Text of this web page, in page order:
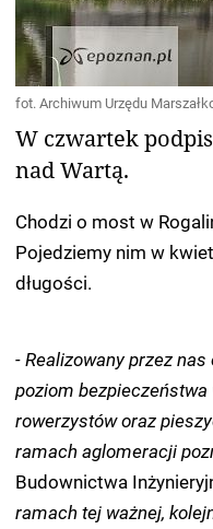
fot. Archiwum Urzędu
W czwartek
nad Wartą.
Chodzi o most w
Pojedziemy nim w
długości.
- Realizowany przez
poziom
rowerzystów oraz
ramach aglomeracji
Budownictwa
ramach tej ważnej,